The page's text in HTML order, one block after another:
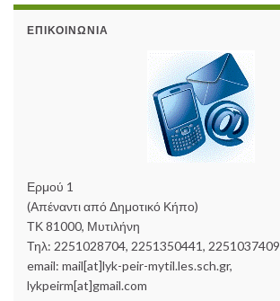
ΕΠΙΚΟΙΝΩΝΊΑ
Ερμού 1
(Απέναντι από Δημοτικό Κήπο)
ΤΚ 81000, Μυτιλήνη
Τηλ: 2251028704, 2251350441, 2251037409
email: mail[at]lyk-peir-mytil.les.sch.gr,
lykpeirm[at]gmail.com